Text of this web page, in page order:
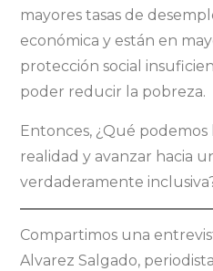
mayores tasas de
económica y están en
protección social
poder reducir la pobreza.
Entonces, ¿Qué
realidad y avanzar hacia
verdaderamente
Compartimos una
Alvarez Salgado,